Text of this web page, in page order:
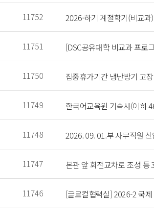
11752 2026-하기 계절학기(비교
11751 [DSC공유대학 비교과 프로
11750 집중휴가기간 냉난방기 고
11749 한국어교육원 기숙사(이하
11748 2026. 09. 01.부 사무직원
11747 본관 앞 회전교차로 조성 등
11746 [글로컬협력실] 2026-2 국